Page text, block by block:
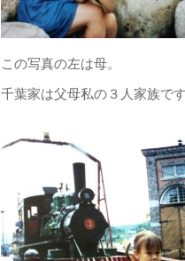
この写真の左は母。
千葉家は父母私の３人家族で